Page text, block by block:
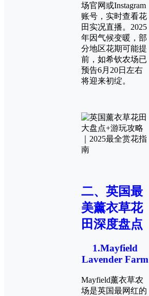
场官网或Instagram
账号，实时查看花
田实况直播。2025
年因气候变暖，部
分地区花期可能提
前，如希钦农场已
预告6月20日左右
将迎来初绽。
二、英国最
美薰衣草花
田深度盘点
1.Mayfield
Lavender Farm
Mayfield薰衣草农
场是英国最网红的